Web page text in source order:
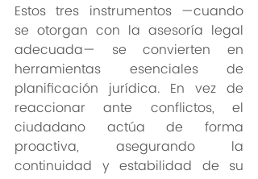
Estos tres instrumentos —cuando
se otorgan con la asesoría legal
adecuada— se convierten en
herramientas esenciales de
planificación jurídica. En vez de
reaccionar ante conflictos, el
ciudadano actúa de forma
proactiva, asegurando la
continuidad y estabilidad de su